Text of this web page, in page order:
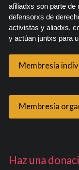
afiliadxs son parte de
defensorxs de
activistas y aliadxs,
y actúan juntxs para
Membresía
Membresía
Haz una